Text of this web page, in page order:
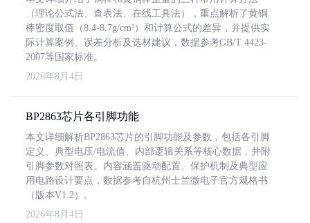
（理论公式法、查表法、在线工具法），重点解析了黄铜
棒密度取值（8.4-8.7g/cm³）和计算公式的差异，并提供实
际计算案例、误差分析及选材建议，数据参考GB/T 4423-
2007等国家标准。
2026年8月4日
BP2863芯片各引脚功能
本文详细解析BP2863芯片的引脚功能及参数，包括各引脚
定义、典型电压/电流值、内部逻辑关系等核心数据，并附
引脚参数对照表。内容涵盖驱动配置、保护机制及典型应
用电路设计要点，数据参考自杭州士兰微电子官方规格书
（版本V1.2）。
2026年8月4日